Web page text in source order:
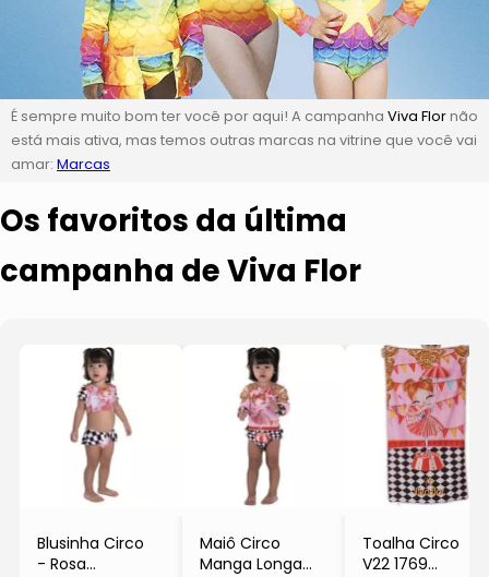
É sempre muito bom ter você por aqui! A campanha Viva Flornão
está mais ativa, mas temos outras marcas na vitrine que você vai
amar: Marcas
Os favoritos da última
campanha de Viva Flor
Blusinha Circo
- Rosa
Maiô Circo
Manga Longa
Toalha Circo
V22 1769